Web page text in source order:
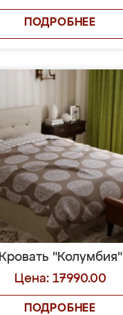
ПОДРОБНЕЕ
Кровать "Колумбия"
Цена: 17990.00
ПОДРОБНЕЕ